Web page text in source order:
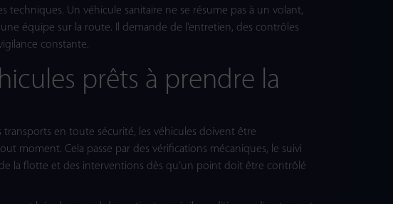
techniques. Un véhicule sanitaire ne se résume pas à un volant,
équipe sur la route. Il demande de l’entretien, des contrôles
constante.
prêts à prendre la
transports en toute sécurité, les véhicules doivent être
moment. Cela passe par des vérifications mécaniques, le suivi
de la flotte et des interventions dès qu’un point doit être contrôlé